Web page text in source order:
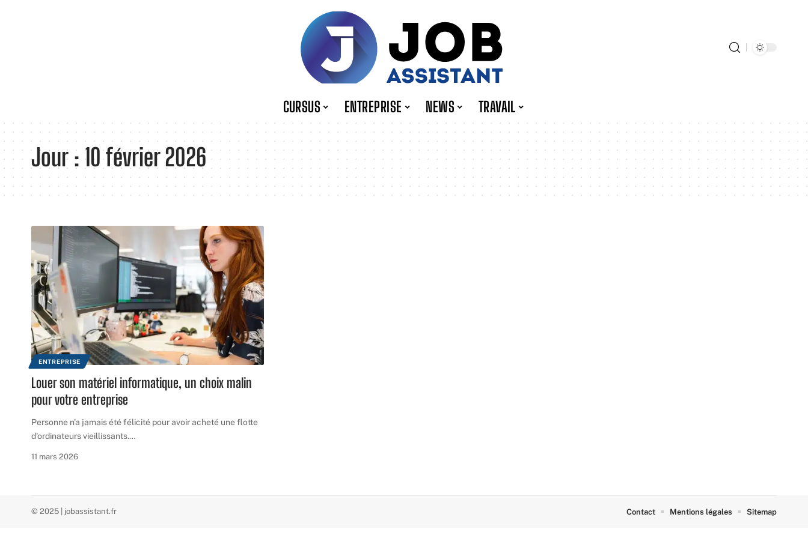
CURSUS ENTREPRISE NEWS TRAVAIL
Jour : 10 février 2026
ENTREPRISE
Louer son matériel informatique, un choix malin
pour votre entreprise
Personne n'a jamais été félicité pour avoir acheté une flotte
d'ordinateurs vieillissants.…
11 mars 2026
© 2025 | jobassistant.fr Contact Mentions légales Sitemap